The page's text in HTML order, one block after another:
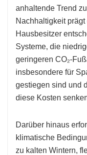
anhaltende Trend
Nachhaltigkeit
Hausbesitzer
Systeme, die
geringeren CO₂-
insbesondere für
gestiegen sind und
diese Kosten
Darüber hinaus
klimatische
zu kalten Wintern,